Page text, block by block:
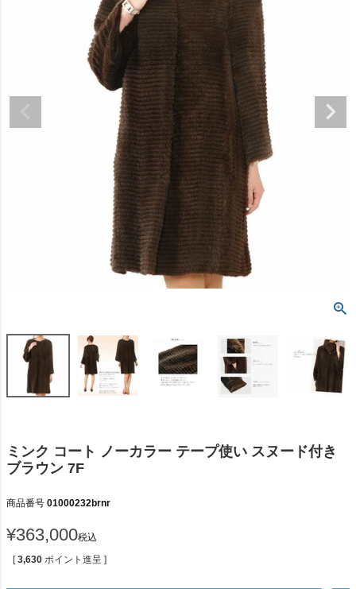
ミンク コート ノーカラー テープ使い スヌード付き
ブラウン 7F
商品番号 01000232brnr
¥363,000税込
[ 3,630 ポイント進呈 ]